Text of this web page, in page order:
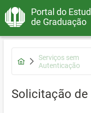
Portal do
de Graduação
Serviços sem
Autenticação
Solicitação